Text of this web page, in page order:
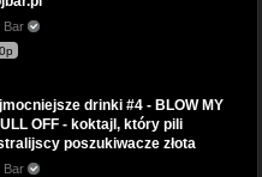
Bar
drinki #4 - BLOW MY
OFF - koktajl, który pili
poszukiwacze złota
Bar